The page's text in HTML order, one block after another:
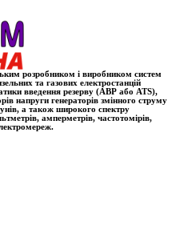
розробником і виробником систем
та газових електростанцій
введення резерву (АВР або ATS),
напруги генераторів змінного струму
а також широкого спектру
амперметрів, частотомірів,